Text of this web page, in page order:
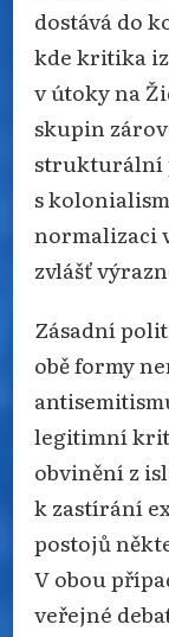
dostává do
kde kritika
v útoky na
skupin
strukturální
s
normalizaci
zvlášť
Zásadní
obě formy
legitimní
obvinění z
k zastírání
postojů
V obou
veřejné